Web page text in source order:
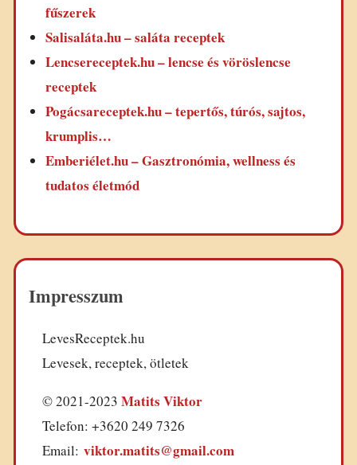
fűszerek
Salisaláta.hu – saláta receptek
Lencsereceptek.hu – lencse és vöröslencse
receptek
Pogácsareceptek.hu – tepertős, túrós, sajtos,
krumplis…
Emberiélet.hu – Gasztronómia, wellness és
tudatos életmód
Impresszum
LevesReceptek.hu
Levesek, receptek, ötletek
© 2021-2023 Matits Viktor
Telefon: +3620 249 7326
Email: viktor.matits@gmail.com